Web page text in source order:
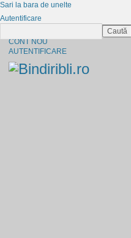
CONT NOU
AUTENTIFICARE
Sari la bara de unelte
Autentificare
Caută